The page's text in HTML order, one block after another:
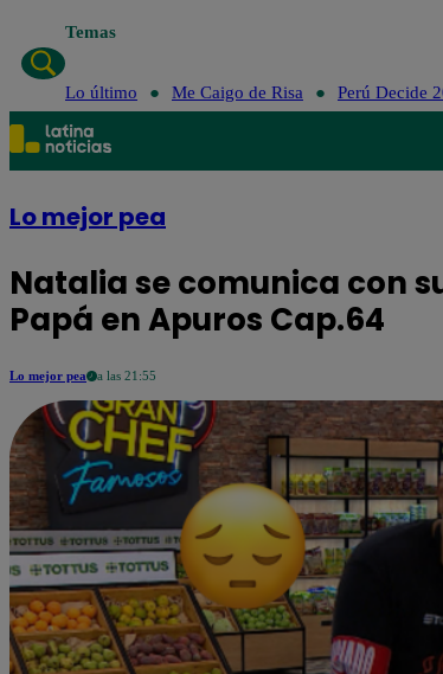
Temas
Lo último Me Caigo de Risa Perú Decide
Lo mejor pea
Natalia se comunica con
Papá en Apuros Cap.64
Lo mejor pea a las 21:55